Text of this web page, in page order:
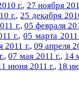
г., 27 ноября
г.,25 декабря
г., 05 февраля
г., 05 марта 2011
2011 г., 09 апреля
,07 мая 2011 г., 14
июня 2011 г., 18